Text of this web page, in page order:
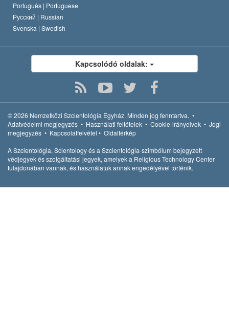
Português | Portuguese
Русский | Russian
Svenska | Swedish
Kapcsolódó oldalak:
© 2026 Nemzetközi Szcientológia Egyház. Minden jog fenntartva. •
Adatvédelmi megjegyzés • Használati feltételek • Cookie-irányelvek • Jogi
megjegyzés • Kapcsolatfelvétel • Oldaltérkép
A Szcientológia, Scientology és a Szcientológia-szimbólum bejegyzett
védjegyek és szolgáltatási jegyek, amelyek a Religious Technology Center
tulajdonában vannak, és használatuk annak engedélyével történik.